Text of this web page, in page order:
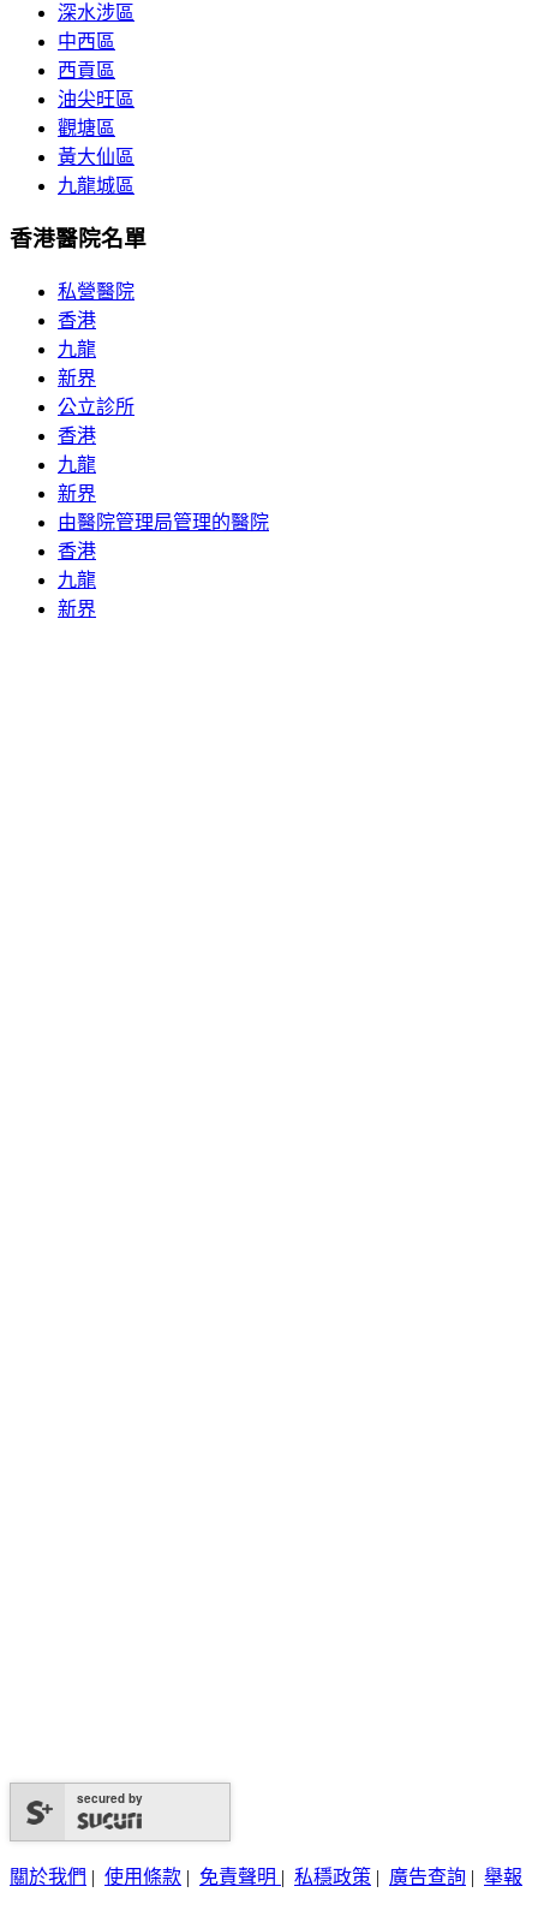
深水涉區
中西區
西貢區
油尖旺區
觀塘區
黃大仙區
九龍城區
香港醫院名單
私營醫院
香港
九龍
新界
公立診所
香港
九龍
新界
由醫院管理局管理的醫院
香港
九龍
新界
secured by
關於我們 | 使用條款 | 免責聲明 | 私穩政策 | 廣告查詢 | 舉報